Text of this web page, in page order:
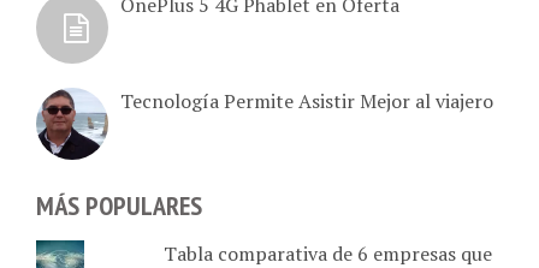
dan Internet en Caracas